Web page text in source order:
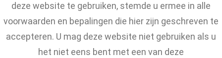
deze website te gebruiken, stemde u ermee in alle
voorwaarden en bepalingen die hier zijn geschreven te
accepteren. U mag deze website niet gebruiken als u
het niet eens bent met een van deze